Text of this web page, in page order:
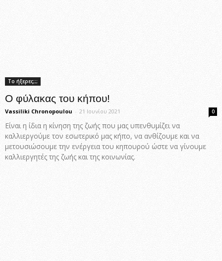
Το ήξερες;;;
Ο φύλακας του κήπου!
Vassiliki Chronopoulou - 21 Ιουνίου 2021 0
Είναι η ίδια η κίνηση της ζωής που μας υπενθυμίζει να
καλλιεργούμε τον εσωτερικό μας κήπο, να ανθίζουμε και να
μετουσιώσουμε την ενέργεια του κηπουρού ώστε να γίνουμε
καλλιεργητές της ζωής και της κοινωνίας.